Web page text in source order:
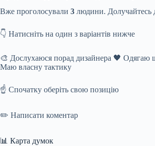
Вже проголосували 3 людини. Долучайтесь
👇 Натисніть на один з варіантів нижче
🎨 Дослухаюся порад дизайнера 🖤 Одягаю
Маю власну тактику
☝️ Спочатку оберіть свою позицію
✏️ Написати коментар
📊 Карта думок